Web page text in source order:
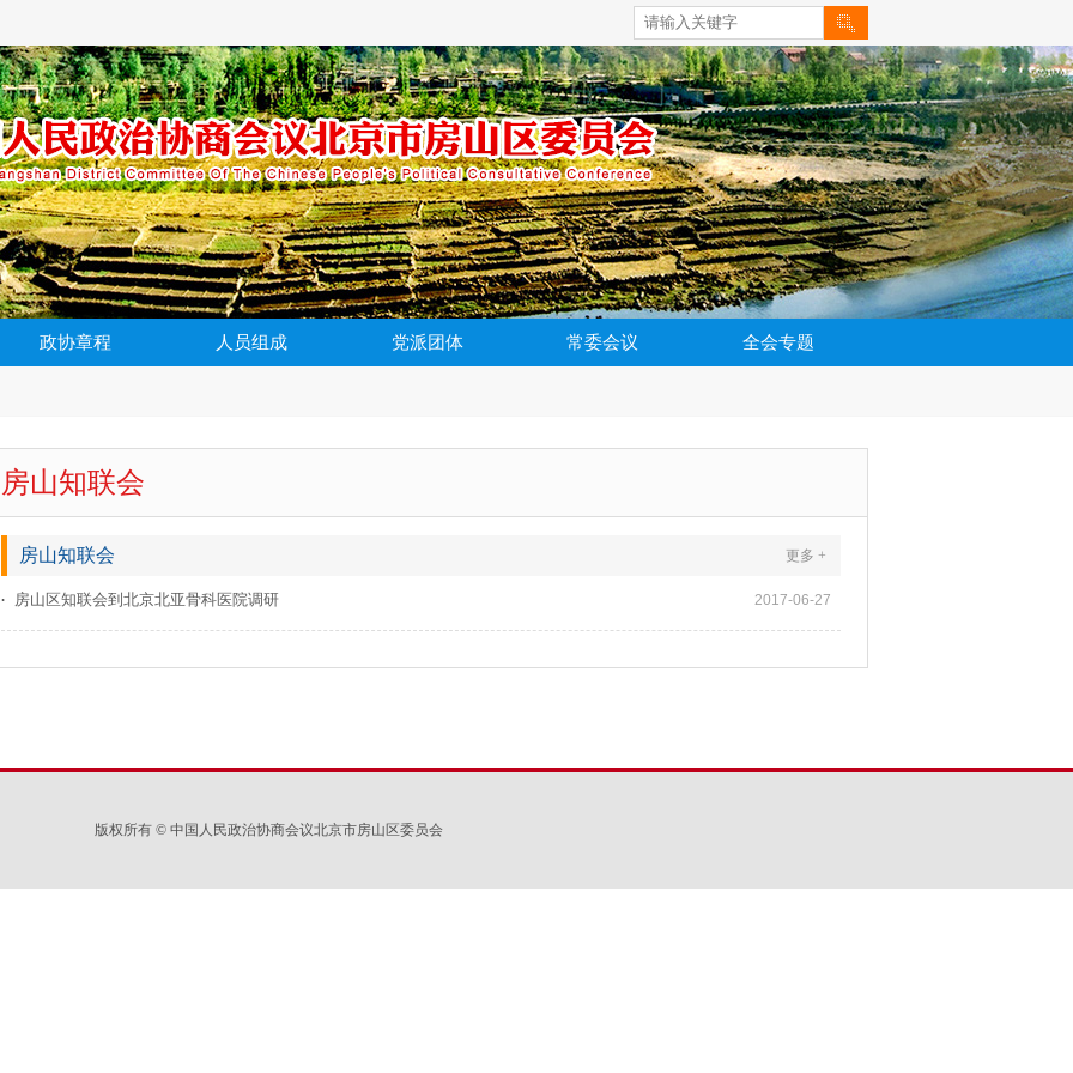
政协章程 人员组成 党派团体 常委会议 全会专题
房山知联会
更多 +
房山知联会
2017-06-27
房山区知联会到北京北亚骨科医院调研
版权所有 © 中国人民政治协商会议北京市房山区委员会